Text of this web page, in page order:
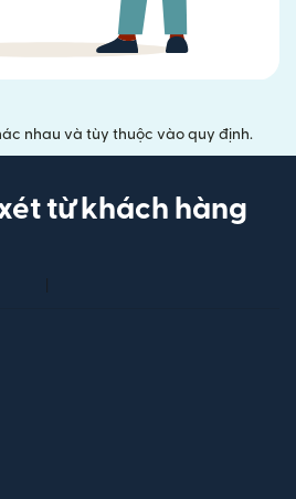
nhau và tùy thuộc vào quy định.
từ khách hàng